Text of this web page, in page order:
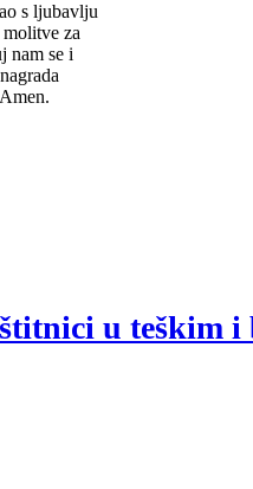
s ljubavlju
za
nam se i
u teškim